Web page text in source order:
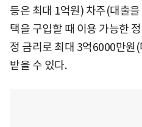
등은 최대 1억원) 차주(대출
택을 구입할 때 이용 가능한
정 금리로 최대 3억6000만원
받을 수 있다.